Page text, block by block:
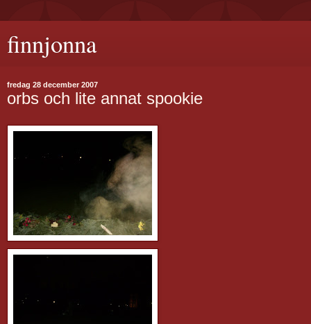
finnjonna
fredag 28 december 2007
orbs och lite annat spookie